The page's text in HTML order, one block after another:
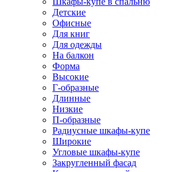
Детские
Офисные
Для книг
Для одежды
На балкон
Форма
Высокие
Г-образные
Длинные
Низкие
П-образные
Радиусные шкафы-купе
Широкие
Угловые шкафы-купе
Закругленный фасад